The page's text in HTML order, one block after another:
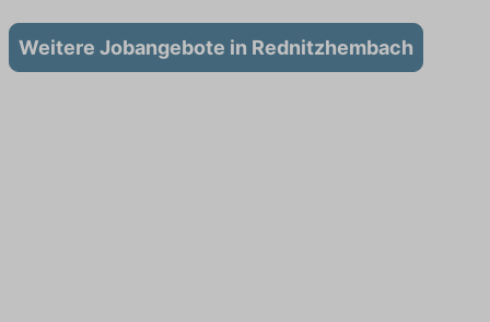
Weitere Jobangebote in Rednitzhembach